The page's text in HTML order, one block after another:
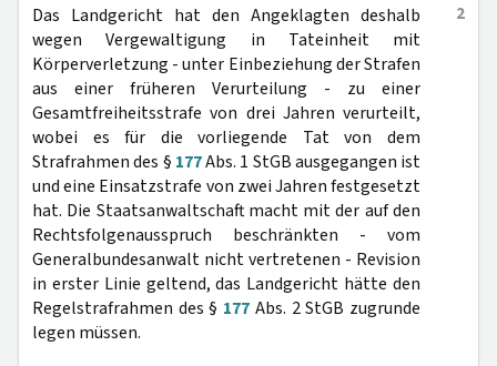
2
Das Landgericht hat den Angeklagten deshalb
wegen Vergewaltigung in Tateinheit mit
Körperverletzung - unter Einbeziehung der Strafen
aus einer früheren Verurteilung - zu einer
Gesamtfreiheitsstrafe von drei Jahren verurteilt,
wobei es für die vorliegende Tat von dem
Strafrahmen des § 177Abs. 1 StGB ausgegangen ist
und eine Einsatzstrafe von zwei Jahren festgesetzt
hat. Die Staatsanwaltschaft macht mit der auf den
Rechtsfolgenausspruch beschränkten - vom
Generalbundesanwalt nicht vertretenen - Revision
in erster Linie geltend, das Landgericht hätte den
Regelstrafrahmen des § 177 Abs. 2 StGB zugrunde
legen müssen.